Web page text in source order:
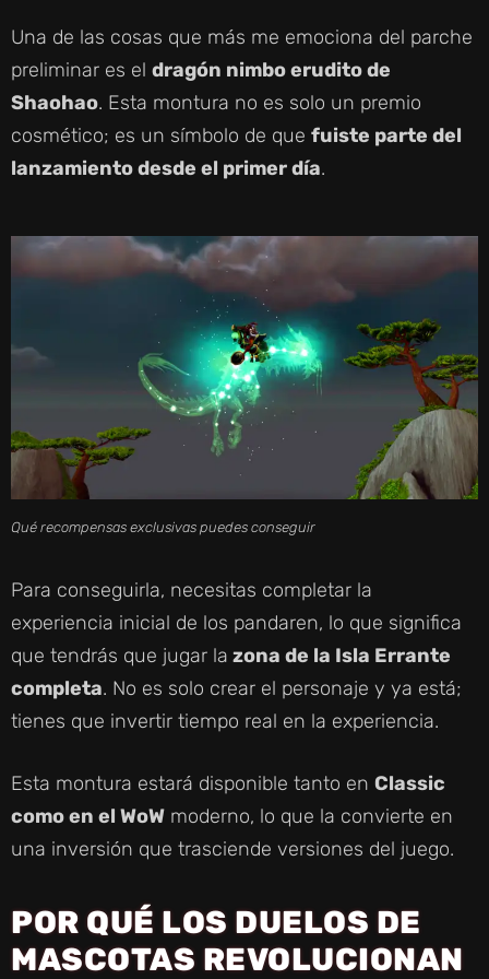
D
E
O
Una de las cosas que más me emociona del parche
preliminar es el dragón nimbo erudito de
Shaohao. Esta montura no es solo un premio
cosmético; es un símbolo de que fuiste parte del
lanzamiento desde el primer día.
Qué recompensas exclusivas puedes conseguir
Para conseguirla, necesitas completar la
experiencia inicial de los pandaren, lo que significa
que tendrás que jugar la zona de la Isla Errante
completa. No es solo crear el personaje y ya está;
tienes que invertir tiempo real en la experiencia.
Esta montura estará disponible tanto en Classic
como en el WoW moderno, lo que la convierte en
una inversión que trasciende versiones del juego.
POR QUÉ LOS DUELOS DE
MASCOTAS REVOLUCIONAN